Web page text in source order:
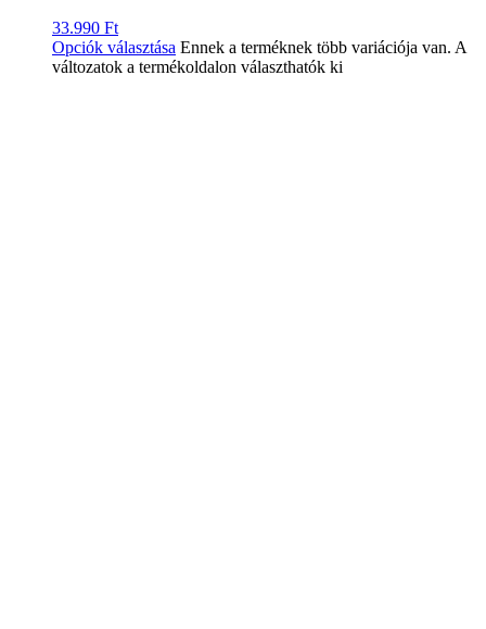
33.990 Ft
Opciók választása Ennek a terméknek több variációja van. A
változatok a termékoldalon választhatók ki